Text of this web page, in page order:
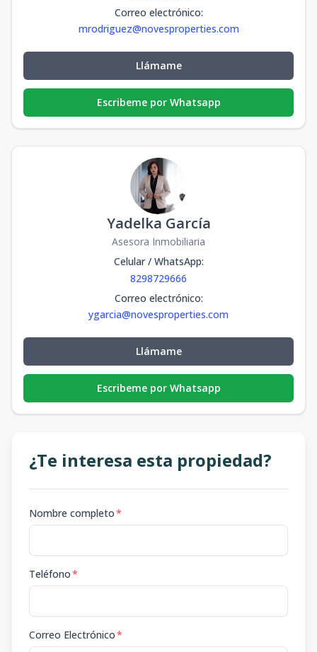
Correo electrónico:
mrodriguez@novesproperties.com
Llámame
Escribeme por Whatsapp
Yadelka García
Asesora Inmobiliaria
Celular / WhatsApp:
8298729666
Correo electrónico:
ygarcia@novesproperties.com
Llámame
Escribeme por Whatsapp
¿Te interesa esta propiedad?
Nombre completo*
Teléfono*
Correo Electrónico*